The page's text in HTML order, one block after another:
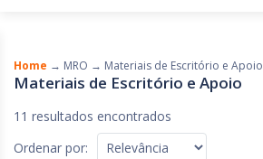
Home → MRO → Materiais de Escritório e Apoio
Materiais de Escritório e Apoio
11 resultados encontrados
Ordenar por: